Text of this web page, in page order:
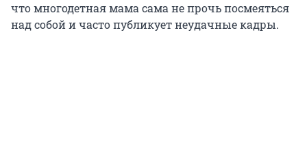
что многодетная мама сама не прочь посмеяться
над собой и часто публикует неудачные кадры.